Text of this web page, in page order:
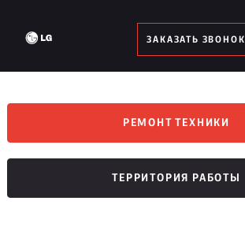
ЗАКАЗАТЬ ЗВОНОК
РЕМОНТ ТЕХНИКИ
ТЕРРИТОРИЯ РАБОТЫ